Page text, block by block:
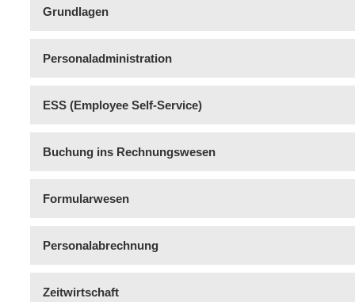
Grundlagen
Personaladministration
ESS (Employee Self-Service)
Buchung ins Rechnungswesen
Formularwesen
Personalabrechnung
Zeitwirtschaft